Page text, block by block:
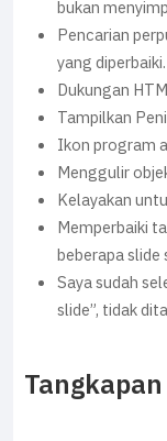
bukan
Pencarian
yang diperbaiki.
Dukungan
Tampilkan
Ikon program
Menggulir
Kelayakan
Memperbaiki
beberapa slide
Saya sudah
slide”, tidak